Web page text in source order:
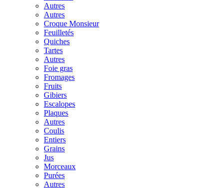
Autres
Autres
Croque Monsieur
Feuilletés
Quiches
Tartes
Autres
Foie gras
Fromages
Fruits
Gibiers
Escalopes
Plaques
Autres
Coulis
Entiers
Grains
Jus
Morceaux
Purées
Autres